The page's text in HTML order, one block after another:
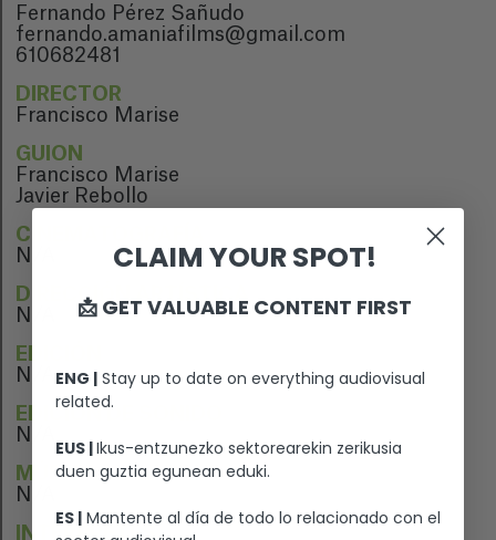
Fernando Pérez Sañudo
fernando.amaniafilms@gmail.com
610682481
DIRECTOR
Francisco Marise
GUION
Francisco Marise
Javier Rebollo
CINEMATOGRAFÍA
N/A
DIRECCIÓN ARTÍSTICA
N/A
EDICIÓN
N/A
EDICIÓN DE SONIDO
N/A
MÚSICA
N/A
INTÉRPRETES
CLAIM YOUR SPOT!
📩 GET VALUABLE CONTENT FIRST
ENG | Stay up to date on everything audiovisual
related.
EUS |Ikus-entzunezko sektorearekin zerikusia
duen guztia egunean eduki.
ES | Mantente al día de todo lo relacionado con el